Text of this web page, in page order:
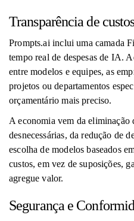
Transparência de
Prompts.ai inclui uma camada
tempo real de despesas de IA.
entre modelos e equipes, as
projetos ou departamentos
orçamentário mais preciso.
A economia vem da eliminação
desnecessárias, da redução de
escolha de modelos baseados
custos, em vez de suposições,
agregue valor.
Segurança e